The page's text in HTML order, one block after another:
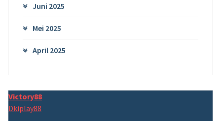
Juni 2025
Mei 2025
April 2025
Victory88
Dkiplay88